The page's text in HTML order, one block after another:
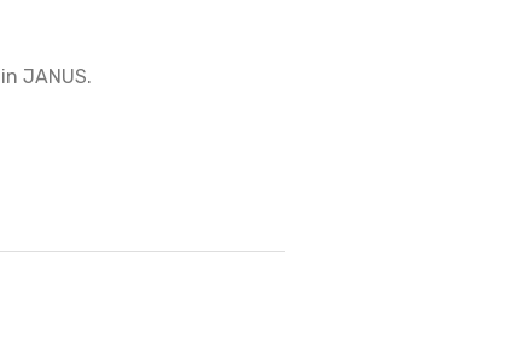
JANUS.